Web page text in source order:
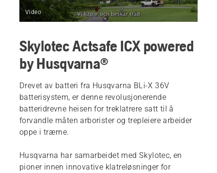
Video
Skylotec Actsafe ICX powered
by Husqvarna®
Drevet av batteri fra Husqvarna BLi-X 36V
batterisystem, er denne revolusjonerende
batteridrevne heisen for treklatrere satt til å
forvandle måten arborister og trepleiere arbeider
oppe i trærne.
Husqvarna har samarbeidet med Skylotec, en
pioner innen innovative klatreløsninger for